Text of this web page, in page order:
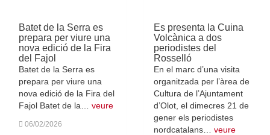
Batet de la Serra es
prepara per viure una
nova edició de la Fira
del Fajol
Batet de la Serra es
prepara per viure una
nova edició de la Fira del
Fajol Batet de la… veure
06/02/2026
Es presenta la Cuina
Volcànica a dos
periodistes del
Rosselló
En el marc d’una visita
organitzada per l’àrea de
Cultura de l’Ajuntament
d’Olot, el dimecres 21 de
gener els periodistes
nordcatalans… veure